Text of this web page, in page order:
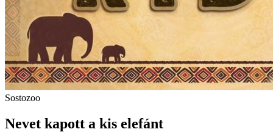
Sostozoo
Nevet kapott a kis elefánt